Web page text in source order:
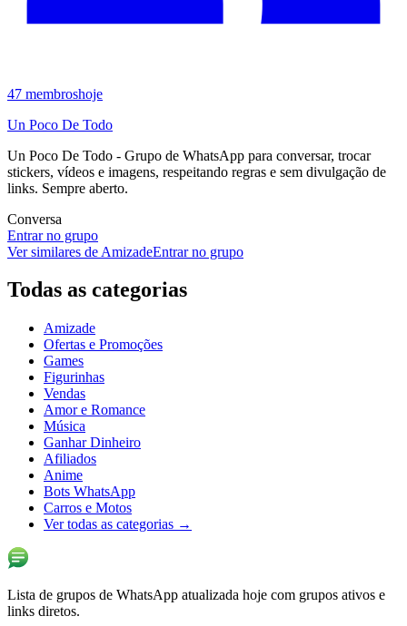
47 membroshoje
Un Poco De Todo
Un Poco De Todo - Grupo de WhatsApp para conversar, trocar
stickers, vídeos e imagens, respeitando regras e sem divulgação de
links. Sempre aberto.
Conversa
Entrar no grupo
Ver similares de AmizadeEntrar no grupo
Todas as categorias
Amizade
Ofertas e Promoções
Games
Figurinhas
Vendas
Amor e Romance
Música
Ganhar Dinheiro
Afiliados
Anime
Bots WhatsApp
Carros e Motos
Ver todas as categorias →
Lista de grupos de WhatsApp atualizada hoje com grupos ativos e
links diretos.